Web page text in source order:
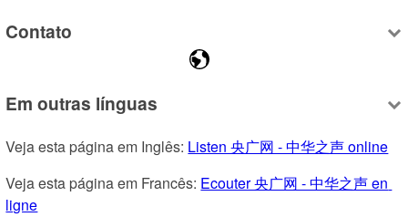
Contato
Em outras línguas
Veja esta página em Inglês: Listen 央广网 - 中华之声 online
Veja esta página em Francês: Ecouter 央广网 - 中华之声 en
ligne